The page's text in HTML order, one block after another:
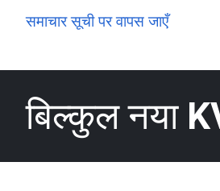
समाचार सूची पर वापस जाएँ
बिल्कुल नया